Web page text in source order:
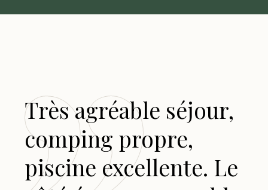
Très agréable séjour,
comping propre,
piscine excellente. Le